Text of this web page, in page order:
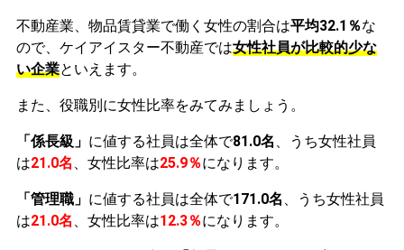
不動産業、物品賃貸業で働く女性の割合は平均32.1％な
ので、ケイアイスター不動産では女性社員が比較的少な
い企業といえます。
また、役職別に女性比率をみてみましょう。
「係長級」 に値する社員は全体で81.0名 、うち女性社員
は21.0名 、女性比率は25.9％になります。
「管理職」 に値する社員は全体で171.0名 、うち女性社員
は21.0名 、女性比率は12.3％になります。